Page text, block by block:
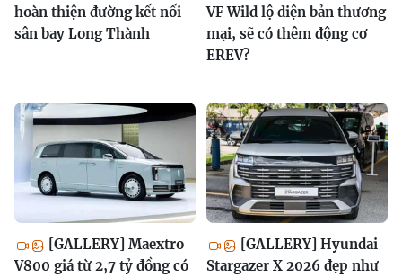
hoàn thiện đường kết nối
sân bay Long Thành
VF Wild lộ diện bản thương
mại, sẽ có thêm động cơ
EREV?
[GALLERY] Maextro
V800 giá từ 2,7 tỷ đồng có
[GALLERY] Hyundai
Stargazer X 2026 đẹp như